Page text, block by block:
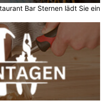
Bar Sternen lädt Sie ein